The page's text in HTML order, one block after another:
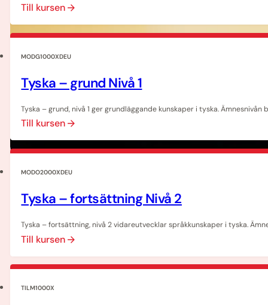
Till kursen
MODG1000XDEU
Tyska – grund Nivå 1
Tyska – grund, nivå 1 ger grundläggande kunskaper i tyska. Ämnesnivån
Till kursen
MODO2000XDEU
Tyska – fortsättning Nivå 2
Tyska – fortsättning, nivå 2 vidareutvecklar språkkunskaper i tyska.
Till kursen
TILM1000X